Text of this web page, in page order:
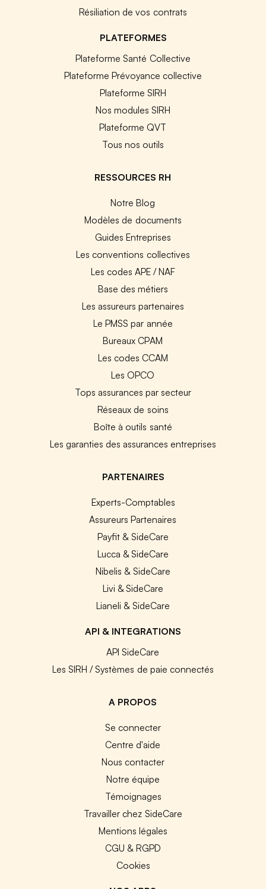
Résiliation de vos contrats
PLATEFORMES
Plateforme Santé Collective
Plateforme Prévoyance collective
Plateforme SIRH
Nos modules SIRH
Plateforme QVT
Tous nos outils
RESSOURCES RH
Notre Blog
Modèles de documents
Guides Entreprises
Les conventions collectives
Les codes APE / NAF
Base des métiers
Les assureurs partenaires
Le PMSS par année
Bureaux CPAM
Les codes CCAM
Les OPCO
Tops assurances par secteur
Réseaux de soins
Boîte à outils santé
Les garanties des assurances entreprises
PARTENAIRES
Experts-Comptables
Assureurs Partenaires
Payfit & SideCare
Lucca & SideCare
Nibelis & SideCare
Livi & SideCare
Lianeli & SideCare
API & INTEGRATIONS
API SideCare
Les SIRH / Systèmes de paie connectés
A PROPOS
Se connecter
Centre d'aide
Nous contacter
Notre équipe
Témoignages
Travailler chez SideCare
Mentions légales
CGU & RGPD
Cookies